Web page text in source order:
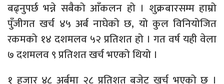
बढ्नुपर्छ भन्ने सबैको आँकलन हो । शुक्रबारसम्म हाम्रो
पुँजीगत खर्च ४५ अर्ब नाघेको छ, यो कुल विनियोजित
रकमको १४ दशमलव ५२ प्रतिशत हो । गत वर्ष यही वेला
७ दशमलव ९ प्रतिशत खर्च भएको थियो ।
१ हजार ४८ अर्बमा २८ प्रतिशत बजेट खर्च भएको छ ।